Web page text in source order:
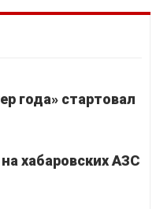
года» стартовал
хабаровских АЗС